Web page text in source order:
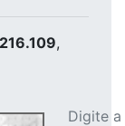
,
Digite